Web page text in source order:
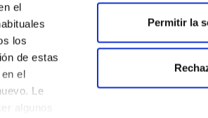
el
los
de estas
el
Le
algunos
Permitir la
Política de privadesa
Avís legal